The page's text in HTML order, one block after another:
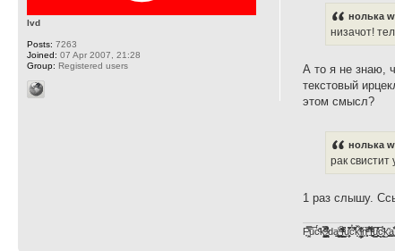
нолька
низачот!
А то я не знаю,
текстовый
этом смысл?
нолька
рак
1 раз слышу.
F̞͖̭̿̔ͯu̐̅cͬ̑ͩk̨̤̳͇̮̭̪̠̽̿̓̆ͭͩ ̷̩̰͎̩͓̘̾̀ͬ̊ͭ͛ͅda̝̺͙̬͎̝̾͟ ̰̜̝̯͉̯̖̓̎́ͨ̽ͫ͟f̟͇̭̀ͬͨͭ̐̚u̹̼̹̗̞͑̔͂͐̚cͭ̅̊̆̒̆ǩ̝̩̯́ͥ̔̍̑ḭ͓͍̳̬ͦ̽͂n͍͎͈̈̅ͩͬ
lvd
Posts: 7263
Joined: 07 Apr 2007, 21:28
Group: Registered users